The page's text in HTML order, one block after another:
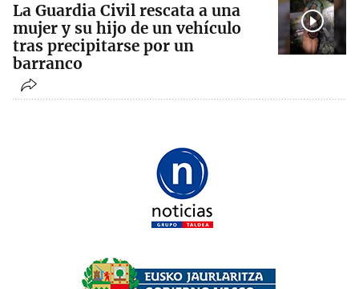
La Guardia Civil rescata a una
mujer y su hijo de un vehículo
tras precipitarse por un
barranco